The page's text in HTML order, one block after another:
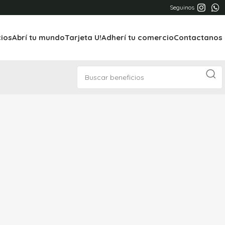
Seguinos
Abrí tu mundoTarjeta U!Adherí tu comercioContactanos